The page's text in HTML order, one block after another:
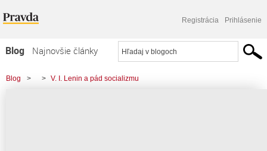
Registrácia Prihlásenie
Blog
Najnovšie články
Najčítanejšie články
Blog > > V. I. Lenin a pád socializmu